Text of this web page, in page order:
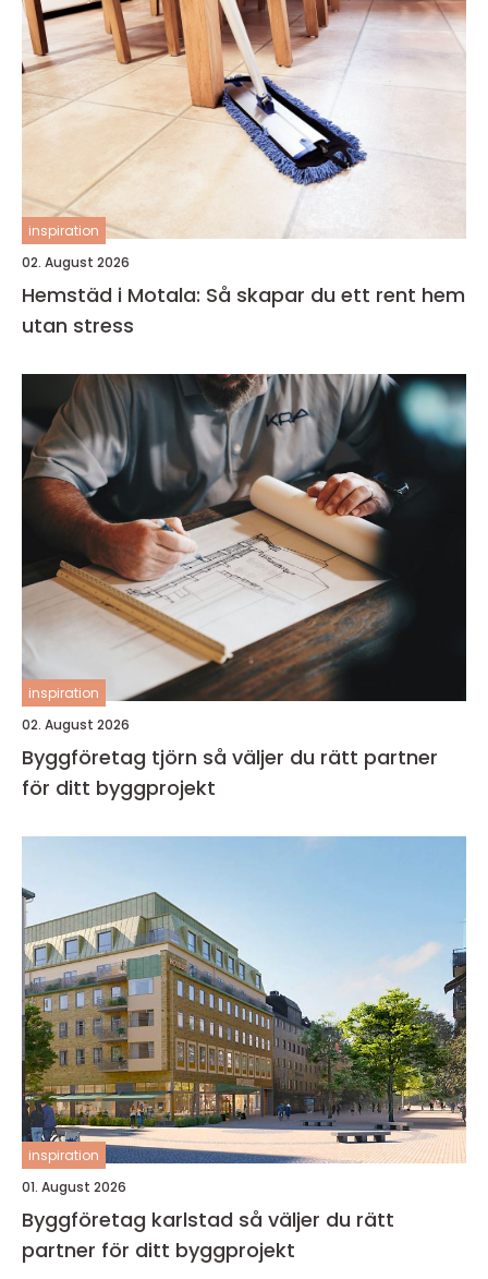
inspiration
02. August 2026
Hemstäd i Motala: Så skapar du ett rent hem
utan stress
inspiration
02. August 2026
Byggföretag tjörn så väljer du rätt partner
för ditt byggprojekt
inspiration
01. August 2026
Byggföretag karlstad så väljer du rätt
partner för ditt byggprojekt